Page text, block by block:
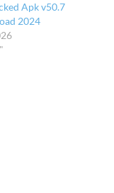
Apk v50.7
2024